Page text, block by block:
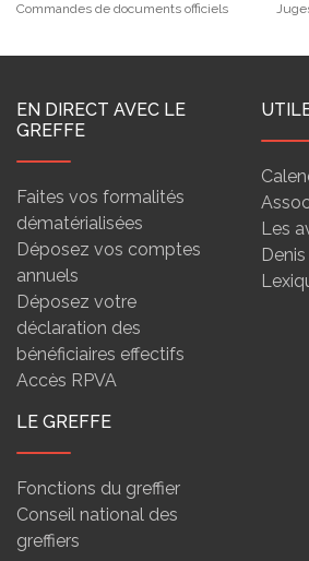
Commandes de documents officiels
EN DIRECT AVEC LE
GREFFE
Faites vos formalités
dématérialisées
Déposez vos comptes
annuels
Déposez votre
déclaration des
bénéficiaires effectifs
Accès RPVA
Les
Denis
LE GREFFE
Fonctions du greffier
Conseil national des
greffiers